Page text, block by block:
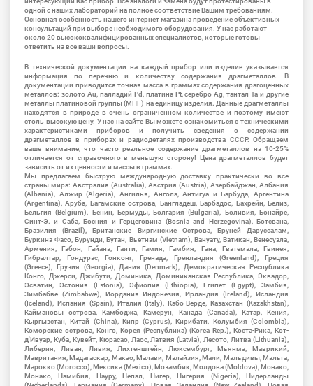
одной с наших лабораторий на полное соответствие Вашим требованиям.
Основная особенность нашего интернет магазина проведение объективных
консультаций при выборе необходимого оборудования. У нас работают
около 20 высококвалифицированных специалистов, которые готовы
ответить на все ваши вопросы.
В технической документации на каждый прибор или изделие указывается
информация по перечню и количеству содержания драгметаллов. В
документации приводится точная масса в граммах содержания драгоценных
металлов: золото Au, палладий Pd, платина Pt, серебро Ag, тантал Ta и другие
металлы платиновой группы (МПГ) на единицу изделия. Данные драгметаллы
находятся в природе в очень ограниченном количестве и поэтому имеют
столь высокую цену. У нас на сайте Вы можете ознакомиться с техническими
характеристиками приборов и получить сведения о содержании
драгметаллов в приборах и радиодеталях производства СССР. Обращаем
ваше внимание, что часто реальное содержание драгметаллов на 10-25%
отличается от справочного в меньшую сторону! Цена драгметаллов будет
зависить от их ценности и массы в граммах.
Мы предлагаем быструю международную доставку практически во все
страны мира: Австралия (Australia), Австрия (Austria), Азербайджан, Албания
(Albania), Алжир (Algeria), Ангилья, Ангола, Антигуа и Барбуда, Аргентина
(Argentina), Аруба, Багамские острова, Бангладеш, Барбадос, Бахрейн, Белиз,
Бельгия (Belgium), Бенин, Бермуды, Болгария (Bulgaria), Боливия, Бонайре,
Синт-Э. и Саба, Босния и Герцеговина (Bosnia and Herzegovina), Ботсвана,
Бразилия (Brazil), Британские Виргинские Острова, Бруней Даруссалам,
Буркина Фасо, Бурунди, Бутан, Вьетнам (Vietnam), Вануату, Ватикан, Венесуэла,
Армения, Габон, Гайана, Гаити, Гамия, Гамбия, Гана, Гватемала, Гвинея,
Гибралтар, Гондурас, Гонконг, Гренада, Гренландия (Greenland), Греция
(Greece), Грузия (Georgia), Дания (Denmark), Демократическая Республика
Конго, Джерси, Джибути, Доминика, Доминиканская Республика, Эквадор,
Эсватин, Эстония (Estonia), Эфиопия (Ethiopia), Египет (Egypt), Замбия,
Зимбабве (Zimbabwe), Иордания Индонезия, Ирландия (Ireland), Исландия
(Iceland), Испания (Spain), Италия (Italy), Кабо-Верде, Казахстан (Kazakhstan),
Каймановы острова, Камбоджа, Камерун, Канада (Canada), Катар, Кения,
Кыргызстан, Китай (China), Кипр (Cyprus), Кирибати, Колумбия (Colombia),
Коморские острова, Конго, Корея (Республика) (Korea Rep.), Коста-Рика, Кот-
д'Ивуар, Куба, Кувейт, Кюрасао, Лаос, Латвия (Latvia), Лесото, Литва (Lithuania),
Либерия, Ливан, Ливия, Лихтенштейн, Люксембург, Мьянма, Маврикий,
Мавритания, Мадагаскар, Макао, Малави, Малайзия, Мали, Мальдивы, Мальта,
Марокко (Morocco), Мексика (Mexico), Мозамбик, Молдова (Moldova), Монако,
Монако, Намибия, Науру, Непал, Нигер, Нигерия (Nigeria), Нидерланды